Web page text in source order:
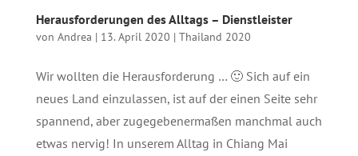
Herausforderungen des Alltags – Dienstleister
von Andrea | 13. April 2020 | Thailand 2020
Wir wollten die Herausforderung … 🙂 Sich auf ein
neues Land einzulassen, ist auf der einen Seite sehr
spannend, aber zugegebenermaßen manchmal auch
etwas nervig! In unserem Alltag in Chiang Mai